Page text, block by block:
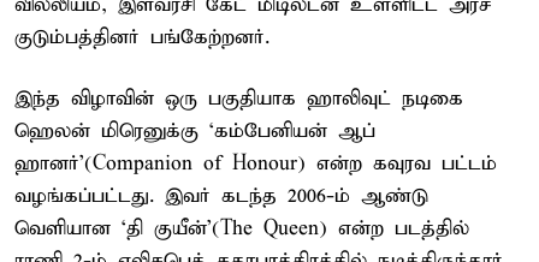
குடும்பத்தினர் பங்கேற்றனர்.
இந்த விழாவின் ஒரு பகுதியாக ஹாலிவுட் நடிகை
ஹெலன் மிரெனுக்கு ‘கம்பேனியன் ஆப்
ஹானர்’(Companion of Honour) என்ற கவுரவ பட்டம்
வழங்கப்பட்டது. இவர் கடந்த 2006-ம் ஆண்டு
வெளியான ‘தி குயீன்’(The Queen) என்ற படத்தில்